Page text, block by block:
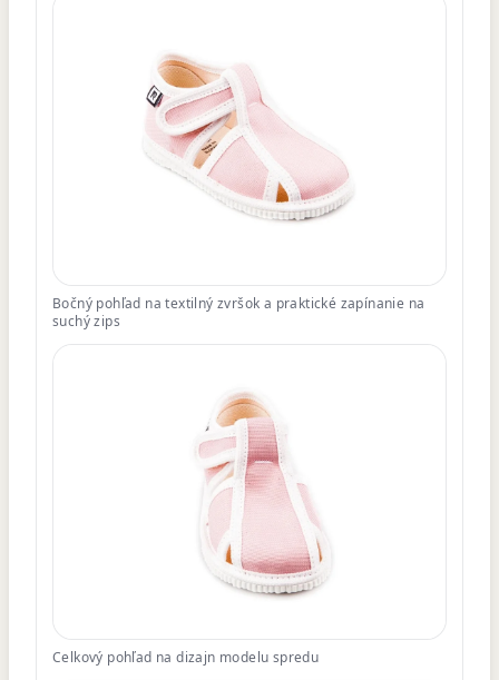
Bočný pohľad na textilný zvršok a praktické zapínanie na
suchý zips
Celkový pohľad na dizajn modelu spredu